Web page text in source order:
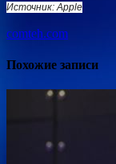
Источник: Apple
comteh.com
Похожие записи